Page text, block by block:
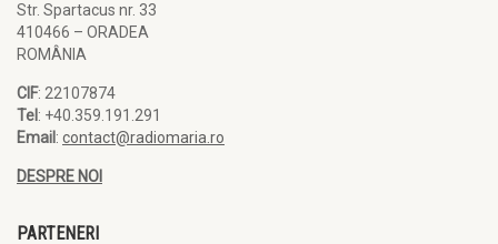
Str. Spartacus nr. 33
410466 – ORADEA
ROMÂNIA
CIF: 22107874
Tel : +40.359.191.291
Email : contact@radiomaria.ro
DESPRE NOI
PARTENERI